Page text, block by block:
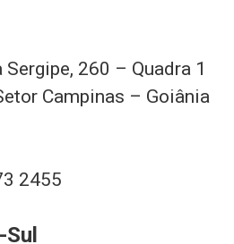
Sergipe, 260 – Quadra 1
Campinas – Goiânia
2455